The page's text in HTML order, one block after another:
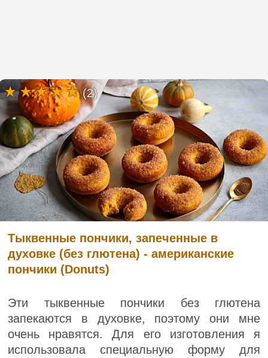
Тыквенные пончики, запеченные в
духовке (без глютена) - американские
пончики (Donuts)
Эти тыквенные пончики без глютена
запекаются в духовке, поэтому они мне
очень нравятся. Для его изготовления я
использовала специальную форму для
(2)